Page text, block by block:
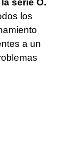
serie O.
los
a un